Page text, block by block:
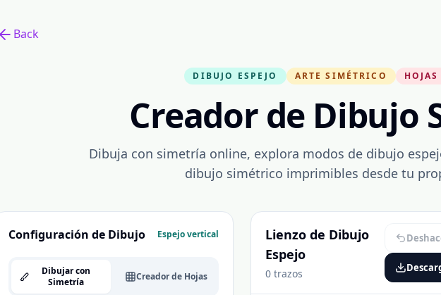
Back
Back to tools
DIBUJO ESPEJO ARTE SIMÉTRICO
Creador de Dibujo
Dibuja con simetría online, explora modos de dibujo
dibujo simétrico imprimibles desde tu
Configuración de Dibujo Espejo vertical
Dibujar con
Simetría
Creador de Hojas
Lienzo de Dibujo
Espejo
0 trazos